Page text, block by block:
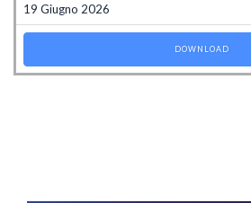
19 Giugno 2026
DOWNLOAD